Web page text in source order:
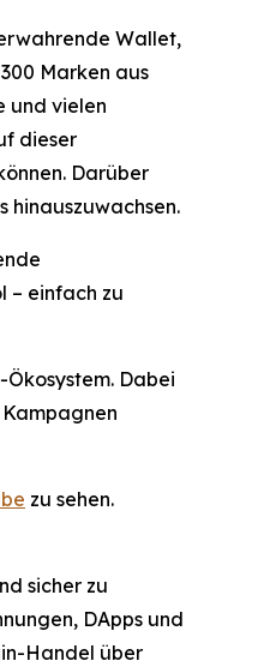
Wallet,
Marken aus
und vielen
dieser
Darüber
hinauszuwachsen.
– einfach zu
Dabei
zu sehen.
sicher zu
DApps und
Handel über